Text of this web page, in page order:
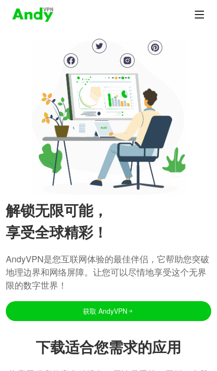
解锁无限可能，
享受全球精彩！
AndyVPN是您互联网体验的最佳伴侣，它帮助您突破
地理边界和网络屏障。让您可以尽情地享受这个无界
限的数字世界！
获取 AndyVPN
下载适合您需求的应用